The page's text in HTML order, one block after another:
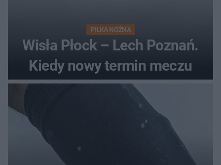
PIŁKA NOŻNA
Wisła Płock – Lech Poznań.
Kiedy nowy termin meczu